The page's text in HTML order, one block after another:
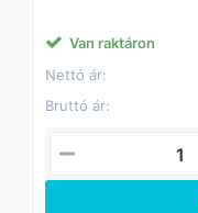
Van raktáron
Nettó ár:
Bruttó ár: